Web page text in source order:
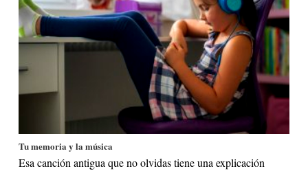
Tu memoria y la música
Esa canción antigua que no olvidas tiene una explicación